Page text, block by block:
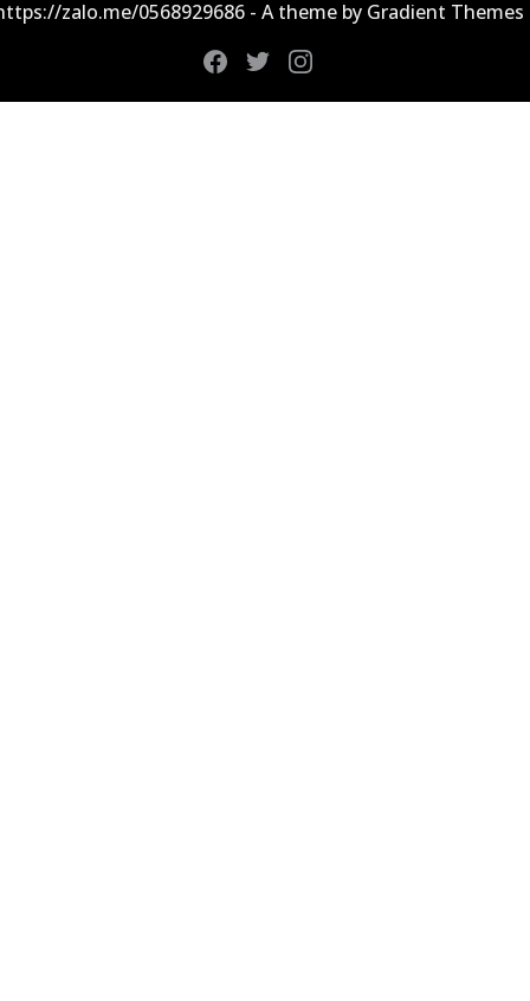
zalo.me/0568929686 - A theme by Gradient